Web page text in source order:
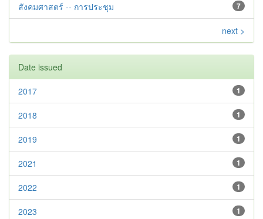
7
สังคมศาสตร์ -- การประชุม
next >
Date issued
1
2017
1
2018
1
2019
1
2021
1
2022
1
2023